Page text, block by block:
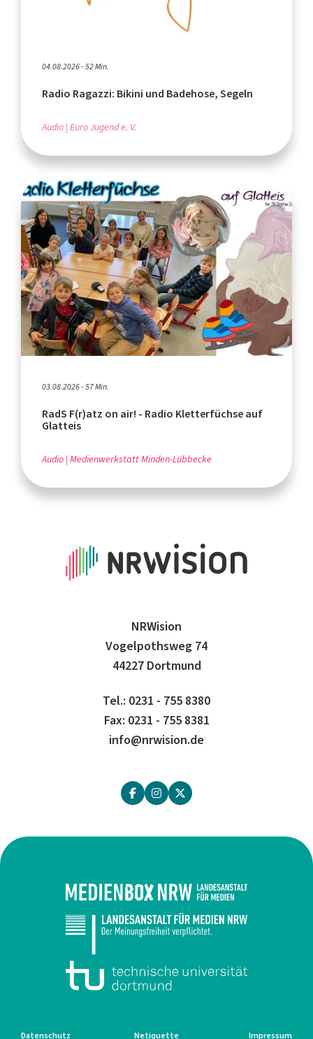
04.08.2026 - 52 Min.
Radio Ragazzi: Bikini und Badehose, Segeln
Audio Euro Jugend e. V.
03.08.2026 - 57 Min.
RadS F(r)atz on air! - Radio Kletterfüchse auf
Glatteis
Audio Medienwerkstatt Minden-Lübbecke
NRWision
Vogelpothsweg 74
44227 Dortmund
Tel.: 0231 - 755 8380
Fax: 0231 - 755 8381
info@nrwision.de
Datenschutz Netiquette Impressum